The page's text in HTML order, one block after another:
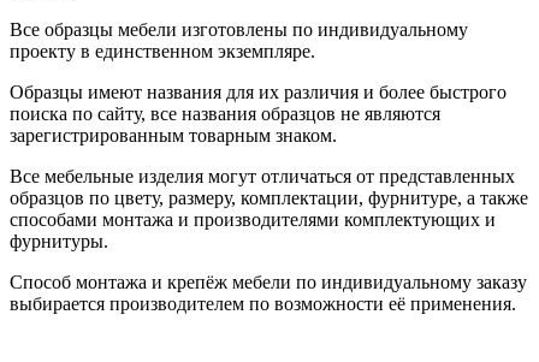
Все образцы мебели изготовлены по индивидуальному
проекту в единственном экземпляре.
Образцы имеют названия для их различия и более быстрого
поиска по сайту, все названия образцов не являются
зарегистрированным товарным знаком.
Все мебельные изделия могут отличаться от представленных
образцов по цвету, размеру, комплектации, фурнитуре, а также
способами монтажа и производителями комплектующих и
фурнитуры.
Способ монтажа и крепёж мебели по индивидуальному заказу
выбирается производителем по возможности её применения.